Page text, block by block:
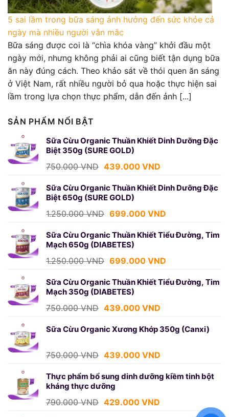
5 sai lầm trong bữa sáng ảnh hưởng đến sức khỏe cả
ngày mà nhiều người vẫn mắc
Bữa sáng được coi là “chìa khóa vàng” khởi đầu một
ngày mới, nhưng không phải ai cũng biết tận dụng bữa
ăn này đúng cách. Theo khảo sát về thói quen ăn sáng
ở Việt Nam, rất nhiều người bỏ qua hoặc thực hiện sai
lầm trong lựa chọn thực phẩm, dẫn đến ảnh [...]
SẢN PHẨM NỔI BẬT
Sữa Cừu Organic Thuần Khiết Dinh Dưỡng Đặc
Biệt 350g (SURE GOLD)
750.000VND Giá
là:
750.000 VND.
439.000 VNDGiá
tại
439.000 VND.
Sữa Cừu Organic Thuần Khiết Dinh Dưỡng Đặc
Biệt 650g (SURE GOLD)
1.250.000VND Giá
là:
1.250.000 VND.
699.000 VNDGiá
tại
Sữa Cừu Organic Thuần Khiết Tiểu Đường, Tim
Mạch 650g (DIABETES)
1.250.000VND Giá
là:
1.250.000 VND.
699.000 VNDGiá
tại
Sữa Cừu Organic Thuần Khiết Tiểu Đường, Tim
Mạch 350g (DIABETES)
750.000VND Giá
là:
439.000 VNDGiá
tại
Sữa Cừu Organic Xương Khớp 350g (Canxi)
750.000VND Giá
là:
750.000 VND.
439.000 VNDGiá
tại
Thực phẩm bổ sung dinh dưỡng kiềm tinh bột
kháng thực dưỡng
790.000VND Giá
429.000 VNDGiá